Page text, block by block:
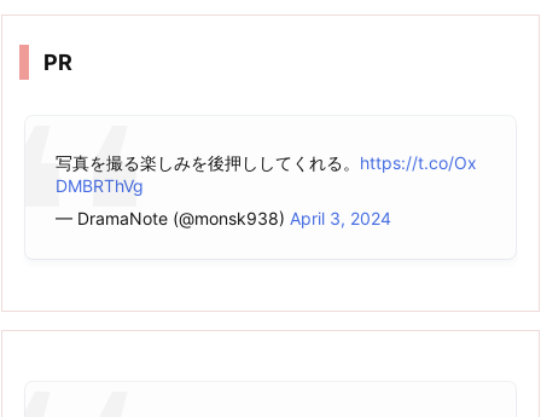
イ
PR
写真を撮る楽しみを後押ししてくれる。 https://t.co/Ox
DMBRThVg
— DramaNote (@monsk938) April 3, 2024